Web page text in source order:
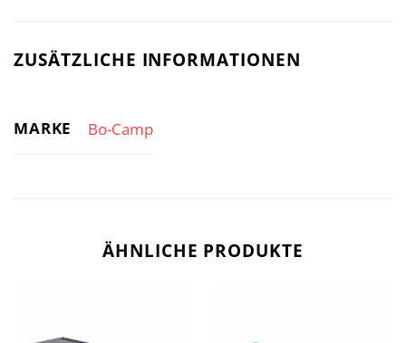
ZUSÄTZLICHE INFORMATIONEN
MARKE Bo-Camp
ÄHNLICHE PRODUKTE